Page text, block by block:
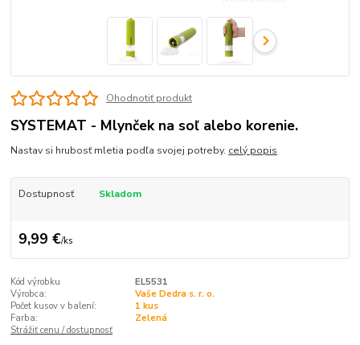
Ohodnotiť produkt
SYSTEMAT - Mlynček na soľ alebo korenie.
Nastav si hrubosť mletia podľa svojej potreby. celý popis
Dostupnosť Skladom
9,99 €/ks
Kód výrobku
EL5531
Výrobca:
Vaše Dedra s. r. o.
Počet kusov v balení:
1 kus
Farba:
Zelená
Strážiť cenu / dostupnosť